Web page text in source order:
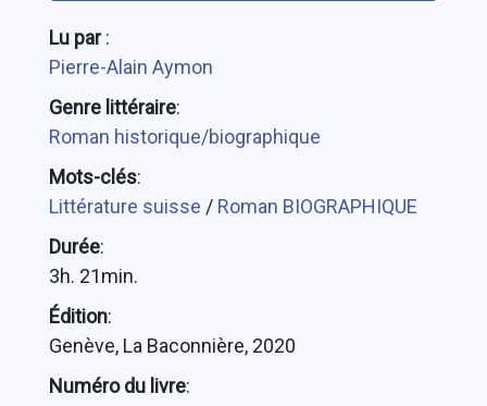
Lu par:
Pierre-Alain Aymon
Genre littéraire:
Roman historique/biographique
Mots-clés:
Littérature suisse / Roman BIOGRAPHIQUE
Durée:
3h. 21min.
Édition:
Genève, La Baconnière, 2020
Numéro du livre: